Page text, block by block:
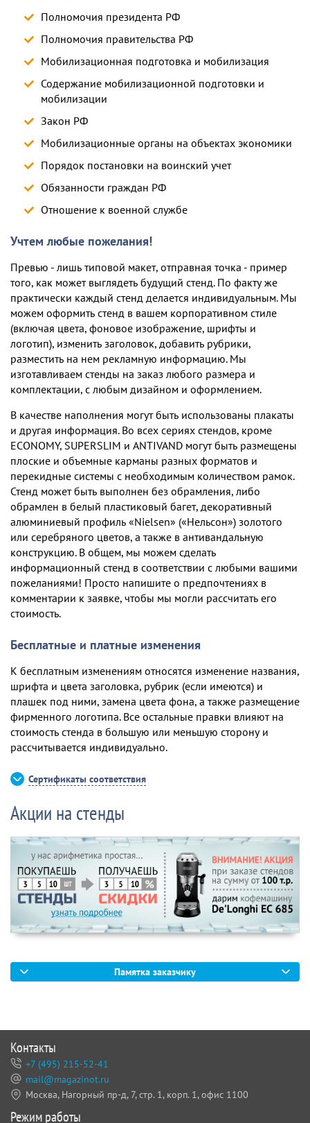
Полномочия президента РФ
Полномочия правительства РФ
Мобилизационная подготовка и мобилизация
Содержание мобилизационной подготовки и
мобилизации
Закон РФ
Мобилизационные органы на объектах экономики
Порядок постановки на воинский учет
Обязанности граждан РФ
Отношение к военной службе
Учтем любые пожелания!
Превью - лишь типовой макет, отправная точка - пример
того, как может выглядеть будущий стенд. По факту же
практически каждый стенд делается индивидуальным. Мы
можем оформить стенд в вашем корпоративном стиле
(включая цвета, фоновое изображение, шрифты и
логотип), изменить заголовок, добавить рубрики,
разместить на нем рекламную информацию. Мы
изготавливаем стенды на заказ любого размера и
комплектации, c любым дизайном и оформлением.
В качестве наполнения могут быть использованы плакаты
и другая информация. Во всех сериях стендов, кроме
ECONOMY, SUPERSLIM и ANTIVAND могут быть размещены
плоские и объемные карманы разных форматов и
перекидные системы с необходимым количеством рамок.
Стенд может быть выполнен без обрамления, либо
обрамлен в белый пластиковый багет, декоративный
алюминиевый профиль «Nielsen» («Нельсон») золотого
или серебряного цветов, а также в антивандальную
конструкцию. В общем, мы можем сделать
информационный стенд в соответствии с любыми вашими
пожеланиями! Просто напишите о предпочтениях в
комментарии к заявке, чтобы мы могли рассчитать его
стоимость.
Бесплатные и платные изменения
К бесплатным изменениям относятся изменение названия,
шрифта и цвета заголовка, рубрик (если имеются) и
плашек под ними, замена цвета фона, а также размещение
фирменного логотипа. Все остальные правки влияют на
стоимость стенда в большую или меньшую сторону и
рассчитывается индивидуально.
Сертификаты соответствия
Акции на стенды
Памятка заказчику
Контакты
+7 (495) 215-52-41
mail@magazinot.ru
Москва, Нагорный пр-д, 7, стр. 1, корп. 1, офис 1100
Режим работы